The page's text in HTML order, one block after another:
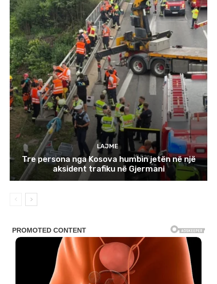
LAJME
Tre persona nga Kosova humbin jetën në një
aksident trafiku në Gjermani